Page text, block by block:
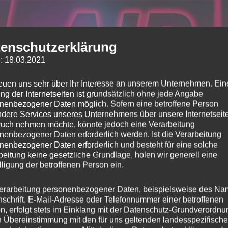
finden Sie ab sofort auch auf Spotify!
18.03.2021
uns sehr über Ihr Interesse an unserem Unternehmen.
der Internetseiten ist grundsätzlich ohne jede Angabe
Daten möglich. Sofern eine betroffene Person
Services unseres Unternehmens über unsere
nehmen möchte, könnte jedoch eine Verarbeitung
Daten erforderlich werden. Ist die Verarbeitung
Daten erforderlich und besteht für eine solche
keine gesetzliche Grundlage, holen wir generell eine
der betroffenen Person ein.
personenbezogener Daten, beispielsweise des
E-Mail-Adresse oder Telefonnummer einer betroffenen
erfolgt stets im Einklang mit der Datenschutz-
Übereinstimmung mit den für uns geltenden